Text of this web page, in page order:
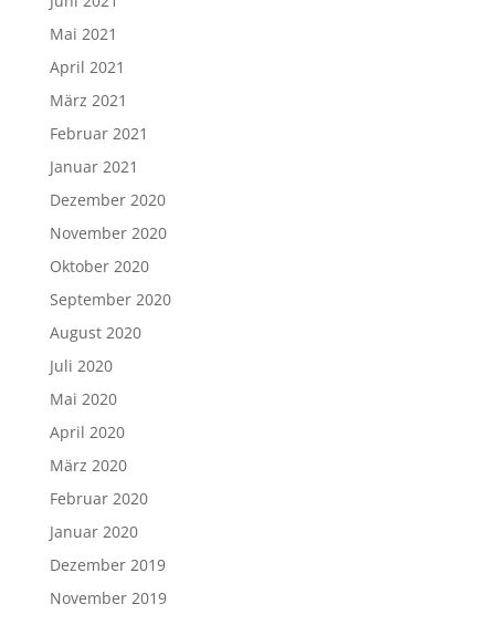
Mai 2021
April 2021
März 2021
Februar 2021
Januar 2021
Dezember 2020
November 2020
Oktober 2020
September 2020
August 2020
Juli 2020
Mai 2020
April 2020
März 2020
Februar 2020
Januar 2020
Dezember 2019
November 2019